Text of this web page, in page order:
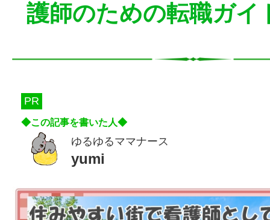
護師のための転職ガイ
PR
ゆるゆるママナース
yumi